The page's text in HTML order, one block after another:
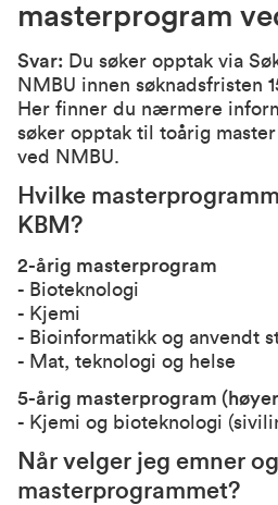
masterprogram
Svar: Du søker opptak via
NMBU innen søknadsfristen
Her finner du nærmere
søker opptak til toårig
ved NMBU.
Hvilke
KBM?
2-årig masterprogram
- Bioteknologi
- Kjemi
- Bioinformatikk og anvendt
- Mat, teknologi og helse
5-årig masterprogram
- Kjemi og bioteknologi
Når velger jeg emner
masterprogrammet?